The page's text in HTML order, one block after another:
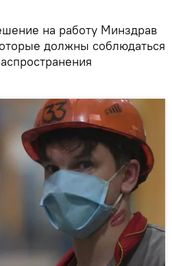
на работу Минздрав
должны соблюдаться